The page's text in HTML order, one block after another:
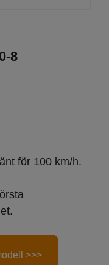
8
för 100 km/h.
>>>